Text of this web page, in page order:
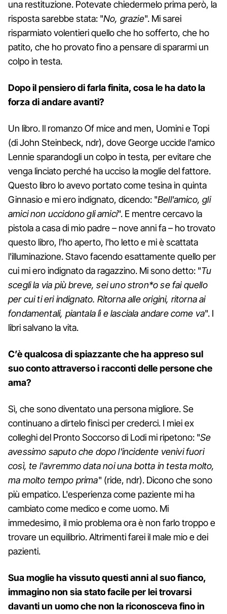
una restituzione. Potevate chiedermelo prima però, la
risposta sarebbe stata: "No, grazie". Mi sarei
risparmiato volentieri quello che ho sofferto, che ho
patito, che ho provato fino a pensare di spararmi un
colpo in testa.
Dopo il pensiero di farla finita, cosa le ha dato la
forza di andare avanti?
Un libro. Il romanzo Of mice and men, Uomini e Topi
(di John Steinbeck, ndr), dove George uccide l'amico
Lennie sparandogli un colpo in testa, per evitare che
venga linciato perché ha ucciso la moglie del fattore.
Questo libro lo avevo portato come tesina in quinta
Ginnasio e mi ero indignato, dicendo: "Bell'amico, gli
amici non uccidono gli amici". E mentre cercavo la
pistola a casa di mio padre – nove anni fa – ho trovato
questo libro, l'ho aperto, l'ho letto e mi è scattata
l'illuminazione. Stavo facendo esattamente quello per
cui mi ero indignato da ragazzino. Mi sono detto: "Tu
scegli la via più breve, sei uno stron*o se fai quello
per cui ti eri indignato. Ritorna alle origini, ritorna ai
fondamentali, piantala lì e lasciala andare come va". I
libri salvano la vita.
C’è qualcosa di spiazzante che ha appreso sul
suo conto attraverso i racconti delle persone che
ama?
Sì, che sono diventato una persona migliore. Se
continuano a dirtelo finisci per crederci. I miei ex
colleghi del Pronto Soccorso di Lodi mi ripetono: "Se
avessimo saputo che dopo l'incidente venivi fuori
così, te l'avremmo data noi una botta in testa molto,
ma molto tempo prima" (ride, ndr). Dicono che sono
più empatico. L'esperienza come paziente mi ha
cambiato come medico e come uomo. Mi
immedesimo, il mio problema ora è non farlo troppo e
trovare un equilibrio. Altrimenti farei il male mio e dei
pazienti.
Sua moglie ha vissuto questi anni al suo fianco,
immagino non sia stato facile per lei trovarsi
davanti un uomo che non la riconosceva fino in